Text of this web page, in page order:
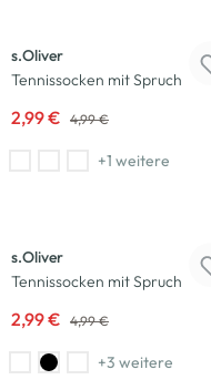
s.Oliver
Tennissocken mit Spruch
2,99 € 4,99 €
+1 weitere
s.Oliver
Tennissocken mit Spruch
2,99 € 4,99 €
+3 weitere